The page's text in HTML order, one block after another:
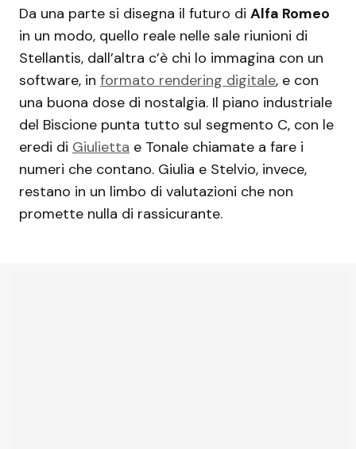
Da una parte si disegna il futuro di Alfa Romeo
in un modo, quello reale nelle sale riunioni di
Stellantis, dall’altra c’è chi lo immagina con un
software, in formato rendering digitale, e con
una buona dose di nostalgia. Il piano industriale
del Biscione punta tutto sul segmento C, con le
eredi di Giulietta e Tonale chiamate a fare i
numeri che contano. Giulia e Stelvio, invece,
restano in un limbo di valutazioni che non
promette nulla di rassicurante.